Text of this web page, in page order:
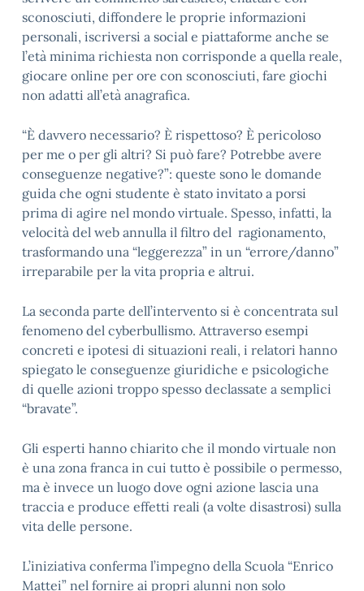
sconosciuti, diffondere le proprie informazioni
personali, iscriversi a social e piattaforme anche se
l’età minima richiesta non corrisponde a quella reale,
giocare online per ore con sconosciuti, fare giochi
non adatti all’età anagrafica.
“È davvero necessario? È rispettoso? È pericoloso
per me o per gli altri? Si può fare? Potrebbe avere
conseguenze negative?”: queste sono le domande
guida che ogni studente è stato invitato a porsi
prima di agire nel mondo virtuale. Spesso, infatti, la
velocità del web annulla il filtro del ragionamento,
trasformando una “leggerezza” in un “errore/danno”
irreparabile per la vita propria e altrui.
La seconda parte dell’intervento si è concentrata sul
fenomeno del cyberbullismo. Attraverso esempi
concreti e ipotesi di situazioni reali, i relatori hanno
spiegato le conseguenze giuridiche e psicologiche
di quelle azioni troppo spesso declassate a semplici
“bravate”.
Gli esperti hanno chiarito che il mondo virtuale non
è una zona franca in cui tutto è possibile o permesso,
ma è invece un luogo dove ogni azione lascia una
traccia e produce effetti reali (a volte disastrosi) sulla
vita delle persone.
L’iniziativa conferma l’impegno della Scuola “Enrico
Mattei” nel fornire ai propri alunni non solo